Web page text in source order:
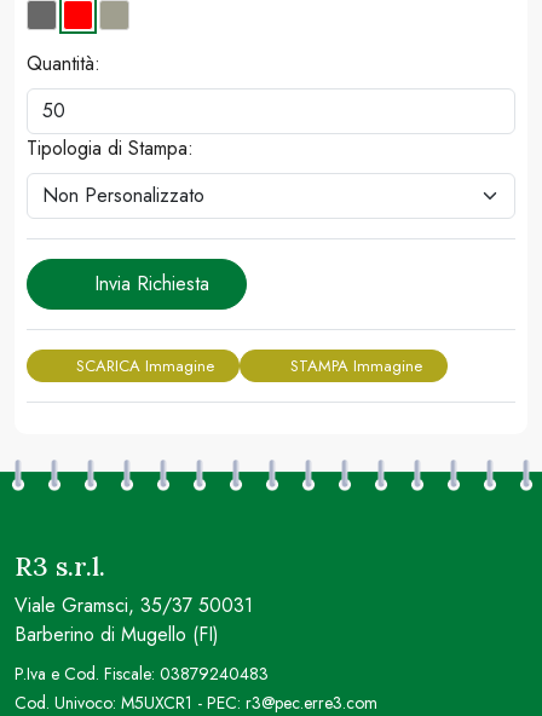
Quantità:
Tipologia di Stampa:
Invia Richiesta
SCARICA Immagine STAMPA Immagine
R3 s.r.l.
Viale Gramsci, 35/37 50031
Barberino di Mugello (FI)
P.Iva e Cod. Fiscale: 03879240483
Cod. Univoco: M5UXCR1 - PEC: r3@pec.erre3.com